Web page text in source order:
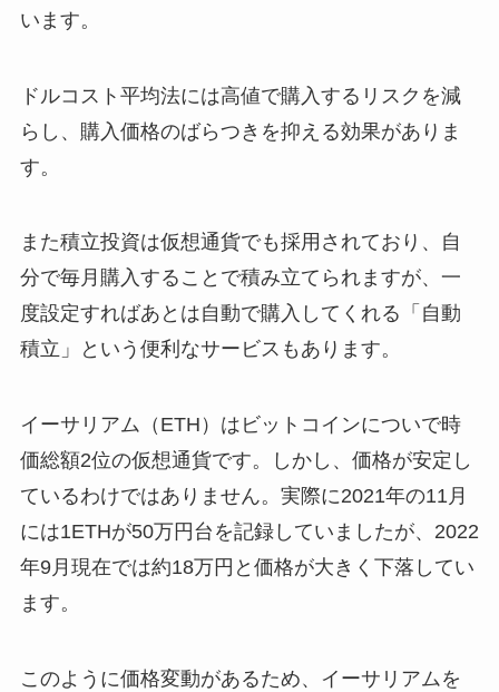
います。
ドルコスト平均法には高値で購入するリスクを減
らし、購入価格のばらつきを抑える効果がありま
す。
また積立投資は仮想通貨でも採用されており、自
分で毎月購入することで積み立てられますが、一
度設定すればあとは自動で購入してくれる「自動
積立」という便利なサービスもあります。
イーサリアム（ETH）はビットコインについで時
価総額2位の仮想通貨です。しかし、価格が安定し
ているわけではありません。実際に2021年の11月
には1ETHが50万円台を記録していましたが、2022
年9月現在では約18万円と価格が大きく下落してい
ます。
このように価格変動があるため、イーサリアムを